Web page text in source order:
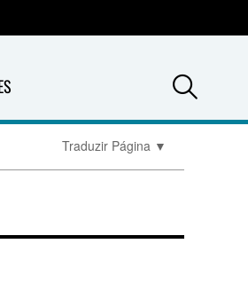
Traduzir Página ▼